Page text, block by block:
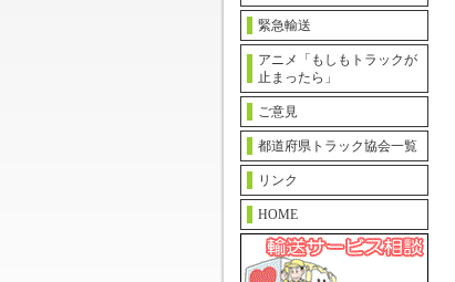
緊急輸送
アニメ「もしもトラックが
止まったら」
ご意見
都道府県トラック協会一覧
リンク
HOME